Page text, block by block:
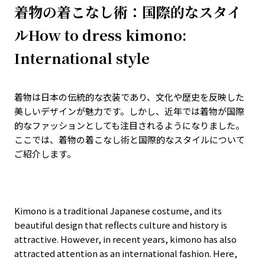
着物の着こなし術：国際的なスタイ
ルHow to dress kimono:
International style
着物は日本の伝統的な衣装であり、文化や歴史を反映した
美しいデザインが魅力です。しかし、近年では着物が国際
的なファッションとしても注目されるようになりました。
ここでは、着物の着こなし術と国際的なスタイルについて
ご紹介します。
Kimono is a traditional Japanese costume, and its
beautiful design that reflects culture and history is
attractive. However, in recent years, kimono has also
attracted attention as an international fashion. Here,